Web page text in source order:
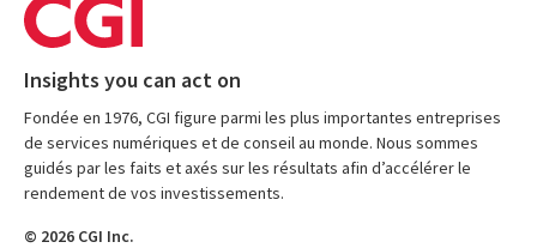
Insights you can act on
Fondée en 1976, CGI figure parmi les plus importantes entreprises
de services numériques et de conseil au monde. Nous sommes
guidés par les faits et axés sur les résultats afin d’accélérer le
rendement de vos investissements.
© 2026 CGI Inc.